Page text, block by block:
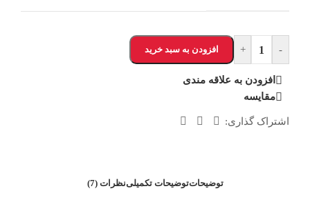
-
+ افزودن به سبد خرید
افزودن به علاقه مندی
مقایسه
اشتراک گذاری:
توضیحاتتوضیحات تکمیلینظرات (7)